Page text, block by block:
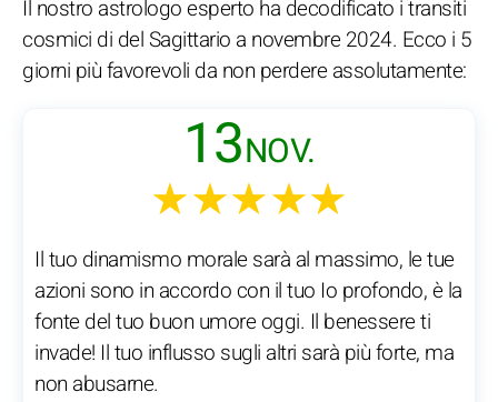
Il nostro astrologo esperto ha decodificato i transiti
cosmici di del Sagittario a novembre 2024. Ecco i 5
giorni più favorevoli da non perdere assolutamente:
13NOV.
★★★★★
Il tuo dinamismo morale sarà al massimo, le tue
azioni sono in accordo con il tuo Io profondo, è la
fonte del tuo buon umore oggi. Il benessere ti
invade! Il tuo influsso sugli altri sarà più forte, ma
non abusarne.